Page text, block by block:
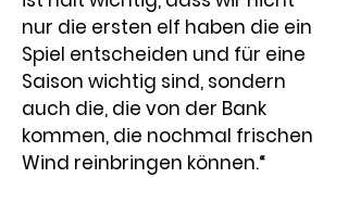
nur die ersten elf haben die ein
Spiel entscheiden und für eine
Saison wichtig sind, sondern
auch die, die von der Bank
kommen, die nochmal frischen
Wind reinbringen können.“